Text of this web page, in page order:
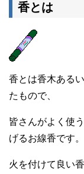
香とは
香とは香木ある
たもので、
皆さんがよく使
げるお線香です。
火を付けて良い香